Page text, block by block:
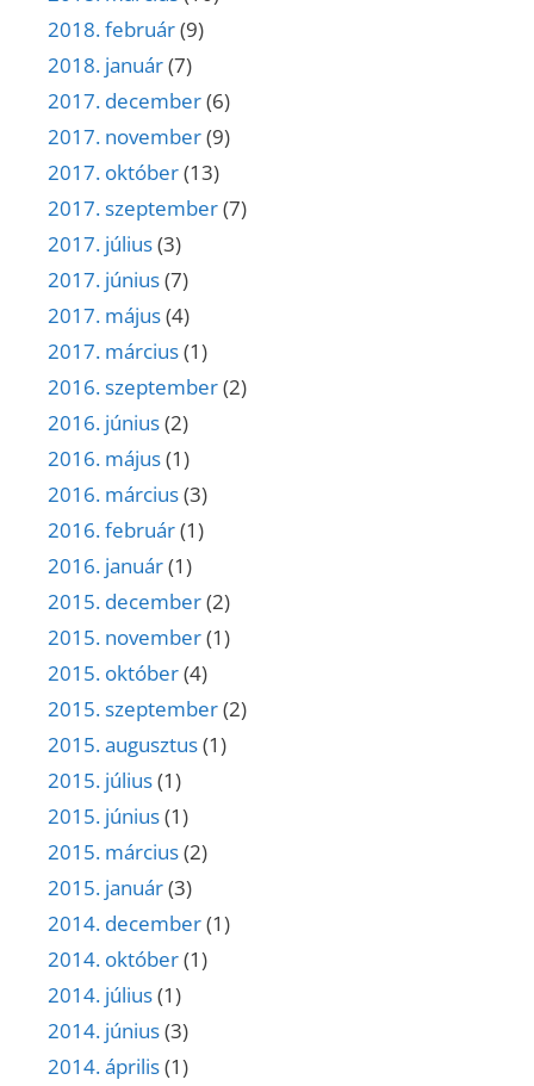
2018. február(9)
2018. január(7)
2017. december(6)
2017. november(9)
2017. október(13)
2017. szeptember(7)
2017. július(3)
2017. június(7)
2017. május(4)
2017. március(1)
2016. szeptember(2)
2016. június(2)
2016. május(1)
2016. március(3)
2016. február(1)
2016. január(1)
2015. december(2)
2015. november(1)
2015. október(4)
2015. szeptember(2)
2015. augusztus(1)
2015. július(1)
2015. június(1)
2015. március(2)
2015. január(3)
2014. december(1)
2014. október(1)
2014. július(1)
2014. június(3)
2014. április(1)